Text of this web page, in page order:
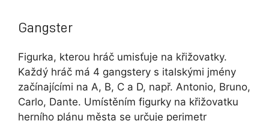
Gangster
Figurka, kterou hráč umisťuje na křižovatky.
Každý hráč má 4 gangstery s italskými jmény
začínajícími na A, B, C a D, např. Antonio, Bruno,
Carlo, Dante. Umístěním figurky na křižovatku
herního plánu města se určuje perimetr